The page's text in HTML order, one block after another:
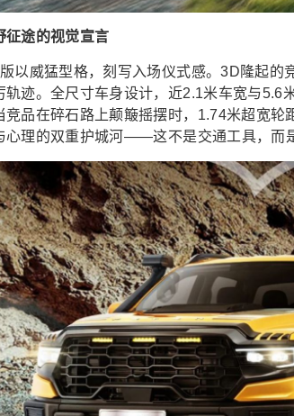
征途的视觉宣言
以威猛型格，刻写入场仪式感。3D隆起
轨迹。全尺寸车身设计，近2.1米车宽与5.6
竞品在碎石路上颠簸摇摆时，1.74米超宽
心理的双重护城河——这不是交通工具，而